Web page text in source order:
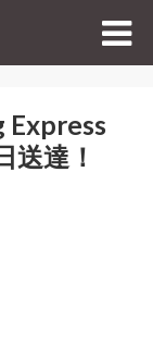
Express
送達！